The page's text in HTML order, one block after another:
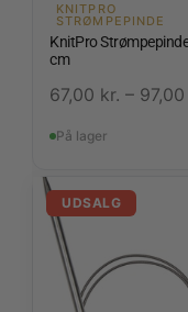
KNITPRO
STRØMPEPINDE
KnitPro
cm
67,00 kr. – 97,00
På lager
UDSALG